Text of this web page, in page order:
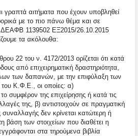
γραπτά αιτήματα που έχουν υποβληθεί
με το πιο πάνω θέμα και σε
ΔΕΑΦΒ 1139502 ΕΞ2015/26.10.2015
τα ακόλουθα:
22 του ν. 4172/2013 ορίζεται ότι κατά
από επιχειρηματική δραστηριότητα,
των δαπανών, με την επιφύλαξη των
Κ.Φ.Ε., οι οποίες: α)
συμφέρον της επιχείρησης ή κατά τις
της, β) αντιστοιχούν σε πραγματική
δεν κρίνεται κατώτερη ή
βάση των στοιχείων που διαθέτει η
στα τηρούμενα βιβλία